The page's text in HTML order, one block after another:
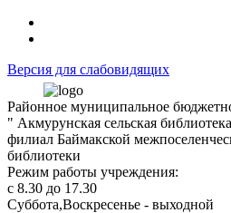
Версия для слабовидящих
Районное муниципальное
" Акмурунская сельская
филиал Баймакской
библиотеки
Режим работы учреждения:
с 8.30 до 17.30
Суббота,Воскресенье - выходной